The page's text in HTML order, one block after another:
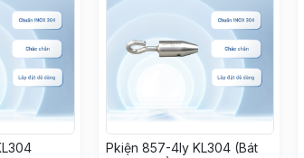
Pkiện 857-4ly KL304 (Bát